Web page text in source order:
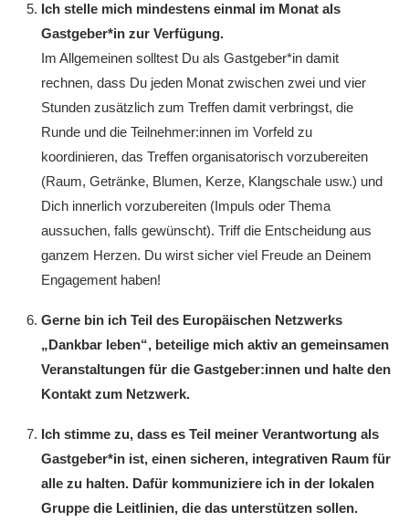
Ich stelle mich mindestens einmal im Monat als
Gastgeber*in zur Verfügung.
Im Allgemeinen solltest Du als Gastgeber*in damit
rechnen, dass Du jeden Monat zwischen zwei und vier
Stunden zusätzlich zum Treffen damit verbringst, die
Runde und die Teilnehmer:innen im Vorfeld zu
koordinieren, das Treffen organisatorisch vorzubereiten
(Raum, Getränke, Blumen, Kerze, Klangschale usw.) und
Dich innerlich vorzubereiten (Impuls oder Thema
aussuchen, falls gewünscht). Triff die Entscheidung aus
ganzem Herzen. Du wirst sicher viel Freude an Deinem
Engagement haben!
Gerne bin ich Teil des Europäischen Netzwerks
„Dankbar leben“, beteilige mich aktiv an gemeinsamen
Veranstaltungen für die Gastgeber:innen und halte den
Kontakt zum Netzwerk.
Ich stimme zu, dass es Teil meiner Verantwortung als
Gastgeber*in ist, einen sicheren, integrativen Raum für
alle zu halten. Dafür kommuniziere ich in der lokalen
Gruppe die Leitlinien, die das unterstützen sollen.